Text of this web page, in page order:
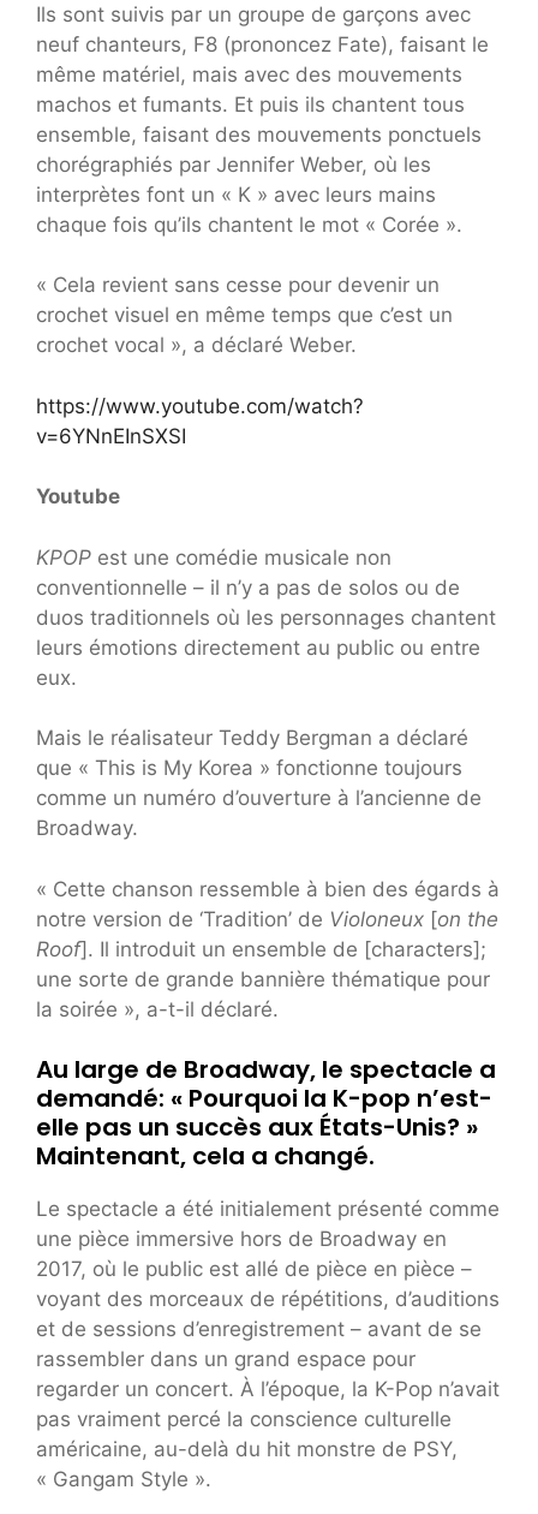
Ils sont suivis par un groupe de garçons avec
neuf chanteurs, F8 (prononcez Fate), faisant le
même matériel, mais avec des mouvements
machos et fumants. Et puis ils chantent tous
ensemble, faisant des mouvements ponctuels
chorégraphiés par Jennifer Weber, où les
interprètes font un « K » avec leurs mains
chaque fois qu’ils chantent le mot « Corée ».
« Cela revient sans cesse pour devenir un
crochet visuel en même temps que c’est un
crochet vocal », a déclaré Weber.
https://www.youtube.com/watch?
v=6YNnEInSXSI
Youtube
KPOP est une comédie musicale non
conventionnelle – il n’y a pas de solos ou de
duos traditionnels où les personnages chantent
leurs émotions directement au public ou entre
eux.
Mais le réalisateur Teddy Bergman a déclaré
que « This is My Korea » fonctionne toujours
comme un numéro d’ouverture à l’ancienne de
Broadway.
« Cette chanson ressemble à bien des égards à
notre version de ‘Tradition’ de Violoneux [on the
Roof]. Il introduit un ensemble de [characters];
une sorte de grande bannière thématique pour
la soirée », a-t-il déclaré.
Au large de Broadway, le spectacle a
demandé: « Pourquoi la K-pop n’est-
elle pas un succès aux États-Unis? »
Maintenant, cela a changé.
Le spectacle a été initialement présenté comme
une pièce immersive hors de Broadway en
2017, où le public est allé de pièce en pièce –
voyant des morceaux de répétitions, d’auditions
et de sessions d’enregistrement – ​​avant de se
rassembler dans un grand espace pour
regarder un concert. À l’époque, la K-Pop n’avait
pas vraiment percé la conscience culturelle
américaine, au-delà du hit monstre de PSY,
« Gangam Style ».